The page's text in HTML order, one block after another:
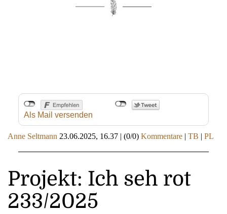
Als Mail versenden
Anne Seltmann 23.06.2025, 16.37 | (0/0) Kommentare | TB | PL
Projekt: Ich seh rot
233/2025